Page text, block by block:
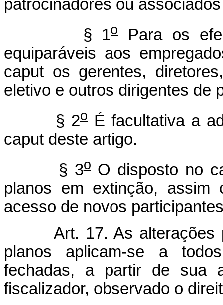
patrocinadores ou
§ 1oPara os
equiparáveis aos
caput os gerentes,
eletivo e outros dirigentes de
§ 2o É facultativa a
caput deste artigo.
§ 3oO disposto no
planos em extinção, assim
acesso de novos
Art. 17. As alterações
planos aplicam-se a
fechadas, a partir de sua
fiscalizador, observado o